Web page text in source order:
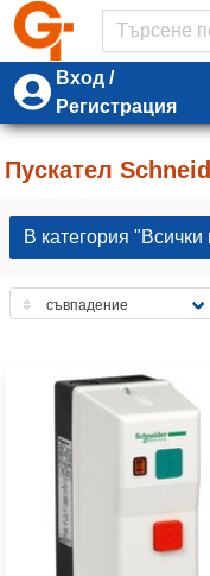
Вход /
Регистрация
Пускател
В категория "Всички